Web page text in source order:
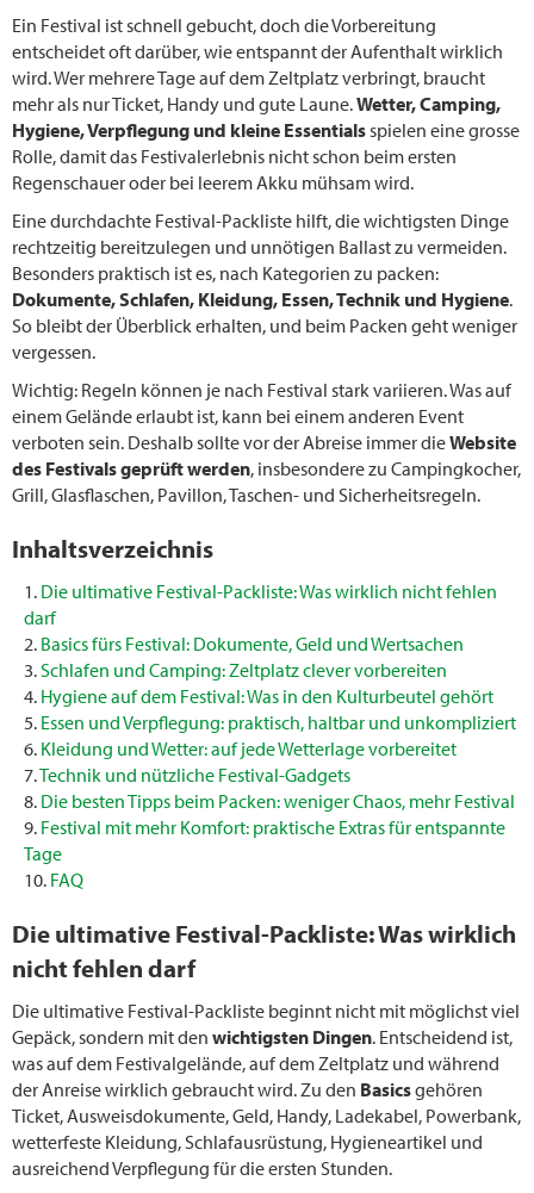
Ein Festival ist schnell gebucht, doch die Vorbereitung
entscheidet oft darüber, wie entspannt der Aufenthalt wirklich
wird. Wer mehrere Tage auf dem Zeltplatz verbringt, braucht
mehr als nur Ticket, Handy und gute Laune.Wetter, Camping,
Hygiene, Verpflegung und kleine Essentials spielen eine grosse
Rolle, damit das Festivalerlebnis nicht schon beim ersten
Regenschauer oder bei leerem Akku mühsam wird.
Eine durchdachte Festival-Packliste hilft, die wichtigsten Dinge
rechtzeitig bereitzulegen und unnötigen Ballast zu vermeiden.
Besonders praktisch ist es, nach Kategorien zu packen:
Dokumente, Schlafen, Kleidung, Essen, Technik und Hygiene.
So bleibt der Überblick erhalten, und beim Packen geht weniger
vergessen.
Wichtig: Regeln können je nach Festival stark variieren. Was auf
einem Gelände erlaubt ist, kann bei einem anderen Event
verboten sein. Deshalb sollte vor der Abreise immer dieWebsite
des Festivals geprüft werden, insbesondere zu Campingkocher,
Grill, Glasflaschen, Pavillon, Taschen- und Sicherheitsregeln.
Inhaltsverzeichnis
Die ultimative Festival-Packliste: Was wirklich nicht fehlen
darf
Basics fürs Festival: Dokumente, Geld und Wertsachen
Schlafen und Camping: Zeltplatz clever vorbereiten
Hygiene auf dem Festival: Was in den Kulturbeutel gehört
Essen und Verpflegung: praktisch, haltbar und unkompliziert
Kleidung und Wetter: auf jede Wetterlage vorbereitet
Technik und nützliche Festival-Gadgets
Die besten Tipps beim Packen: weniger Chaos, mehr Festival
Festival mit mehr Komfort: praktische Extras für entspannte
Tage
FAQ
Die ultimative Festival-Packliste: Was wirklich
nicht fehlen darf
Die ultimative Festival-Packliste beginnt nicht mit möglichst viel
Gepäck, sondern mit den wichtigsten Dingen. Entscheidend ist,
was auf dem Festivalgelände, auf dem Zeltplatz und während
der Anreise wirklich gebraucht wird. Zu den Basicsgehören
Ticket, Ausweisdokumente, Geld, Handy, Ladekabel, Powerbank,
wetterfeste Kleidung, Schlafausrüstung, Hygieneartikel und
ausreichend Verpflegung für die ersten Stunden.